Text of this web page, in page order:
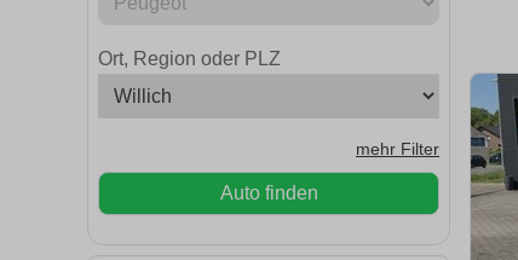
Ort, Region oder PLZ
mehr Filter
Auto finden